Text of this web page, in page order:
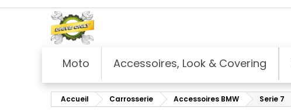
Moto Accessoires, Look & Covering
Accueil Carrosserie Accessoires BMW Serie 7